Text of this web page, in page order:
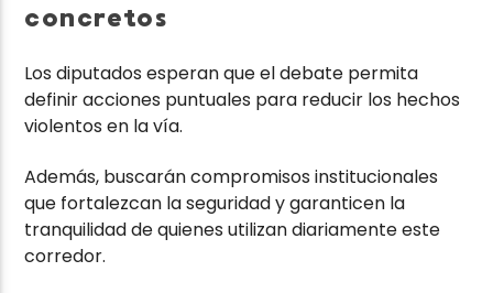
concretos
Los diputados esperan que el debate permita
definir acciones puntuales para reducir los hechos
violentos en la vía.
Además, buscarán compromisos institucionales
que fortalezcan la seguridad y garanticen la
tranquilidad de quienes utilizan diariamente este
corredor.